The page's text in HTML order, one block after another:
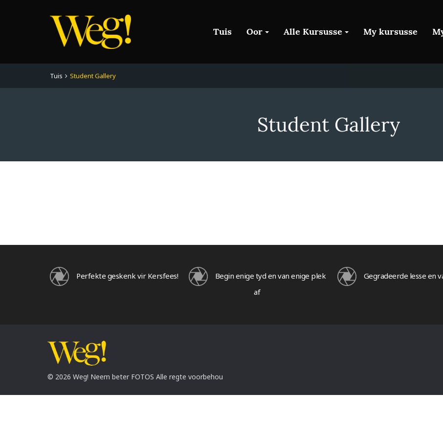
Tuis Oor Alle Kursusse My kursusse
Tuis Student Gallery
Student Gallery
Perfekte geskenk vir Kersfees!
Begin enige tyd en van enige plek
af
Gegradeerde lesse en
© 2026 Weg! Neem beter FOTOS Alle regte voorbehou